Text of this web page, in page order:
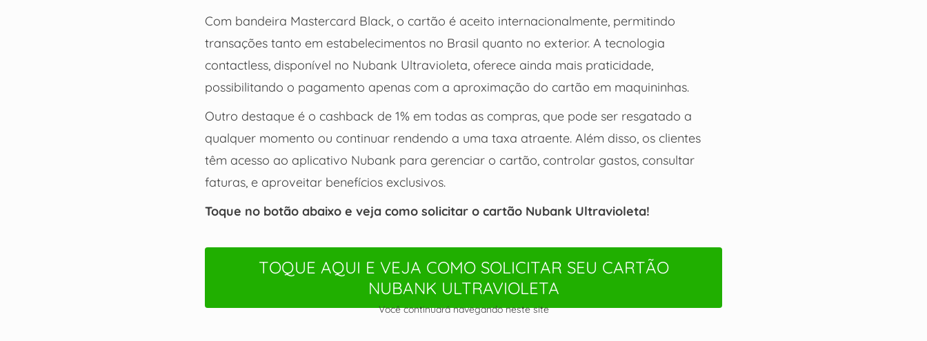
Com bandeira Mastercard Black, o cartão é aceito internacionalmente, permitindo
transações tanto em estabelecimentos no Brasil quanto no exterior. A tecnologia
contactless, disponível no Nubank Ultravioleta, oferece ainda mais praticidade,
possibilitando o pagamento apenas com a aproximação do cartão em maquininhas.
Outro destaque é o cashback de 1% em todas as compras, que pode ser resgatado a
qualquer momento ou continuar rendendo a uma taxa atraente. Além disso, os clientes
têm acesso ao aplicativo Nubank para gerenciar o cartão, controlar gastos, consultar
faturas, e aproveitar benefícios exclusivos.
Toque no botão abaixo e veja como solicitar o cartão Nubank Ultravioleta!
TOQUE AQUI E VEJA COMO SOLICITAR SEU CARTÃO
NUBANK ULTRAVIOLETA
Você continuará navegando neste site